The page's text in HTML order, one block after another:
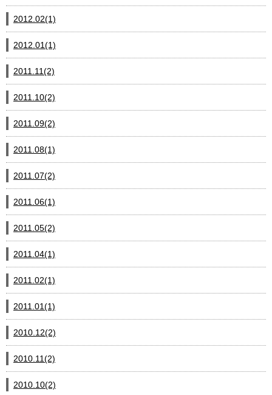
2012.02(1)
2012.01(1)
2011.11(2)
2011.10(2)
2011.09(2)
2011.08(1)
2011.07(2)
2011.06(1)
2011.05(2)
2011.04(1)
2011.02(1)
2011.01(1)
2010.12(2)
2010.11(2)
2010.10(2)